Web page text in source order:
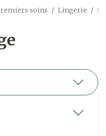
soins / Lingerie /